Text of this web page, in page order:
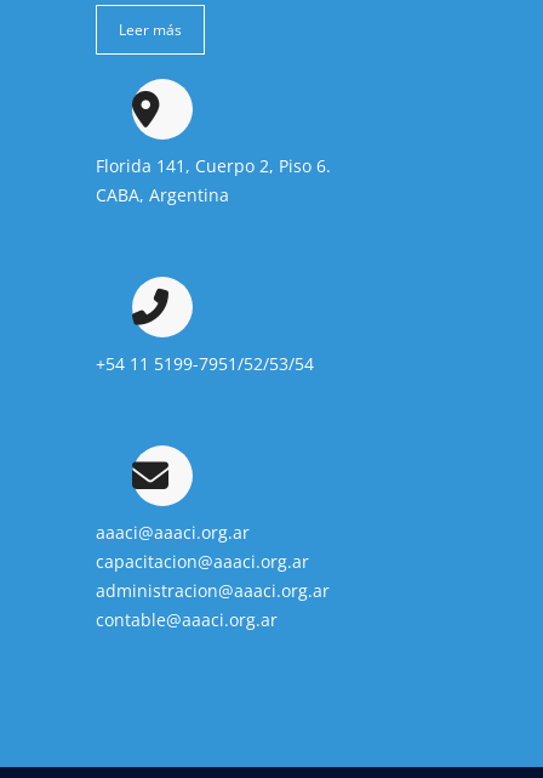
Leer más
Florida 141, Cuerpo 2, Piso 6.
CABA, Argentina
+54 11 5199-7951/52/53/54
aaaci@aaaci.org.ar
capacitacion@aaaci.org.ar
administracion@aaaci.org.ar
contable@aaaci.org.ar